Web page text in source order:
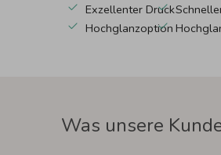
Exzellenter Druck
Hochglanzoption
Was unsere